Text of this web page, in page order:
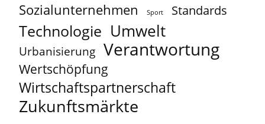
Sozialunternehmen Sport Standards
Technologie Umwelt
Urbanisierung Verantwortung
Wertschöpfung
Wirtschaftspartnerschaft
Zukunftsmärkte